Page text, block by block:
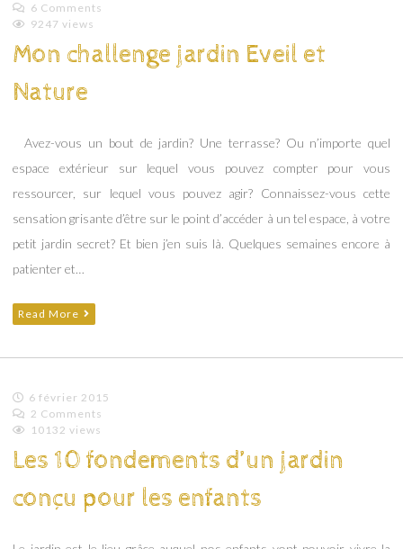
Emilie
6 Comments
9247 views
Mon challenge jardin Eveil et
Nature
Avez-vous un bout de jardin? Une terrasse? Ou n’importe quel
espace extérieur sur lequel vous pouvez compter pour vous
ressourcer, sur lequel vous pouvez agir? Connaissez-vous cette
sensation grisante d’être sur le point d’accéder à un tel espace, à votre
petit jardin secret? Et bien j’en suis là. Quelques semaines encore à
patienter et…
Read More
6 février 2015
Emilie
2 Comments
10132 views
Les 10 fondements d’un jardin
conçu pour les enfants